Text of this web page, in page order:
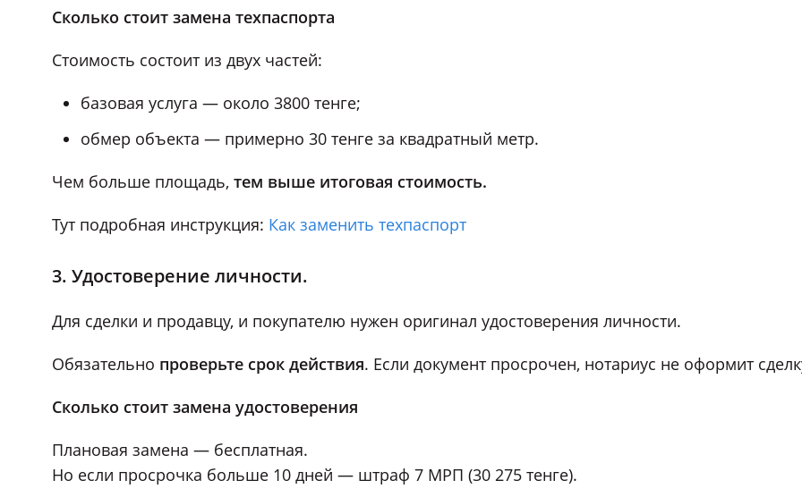
Сколько стоит замена техпаспорта
Стоимость состоит из двух частей:
базовая услуга — около 3800 тенге;
обмер объекта — примерно 30 тенге за квадратный метр.
Чем больше площадь, тем выше итоговая стоимость.
Тут подробная инструкция: Как заменить техпаспорт
3. Удостоверение личности.
Для сделки и продавцу, и покупателю нужен оригинал удостоверения личности.
Обязательно проверьте срок действия. Если документ просрочен, нотариус не оформит
Сколько стоит замена удостоверения
Плановая замена — бесплатная.
Но если просрочка больше 10 дней — штраф 7 МРП (30 275 тенге).